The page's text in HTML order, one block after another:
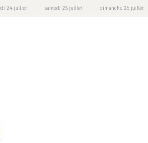
24 juillet samedi 25 juillet dimanche 26 juillet